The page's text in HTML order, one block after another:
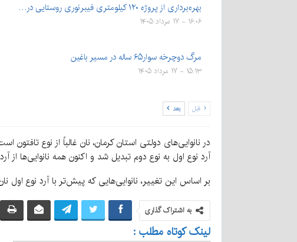
بهره‌برداری از پروژه ۱۲۰ کیلومتری فیبرنوری روستایی در…
۱۶:۰۶ - ۱۷ مرداد ۱۴۰۵
مرگ دوچرخه سوار۶۵ ساله در مسیر باغین
۱۵:۱۳ - ۱۷ مرداد ۱۴۰۵
قبل بعد
آرد نوع اول به نوع دوم تبدیل شد و اکنون همه نانوایی‌ها از
بر اساس این تغییر، نانوایی‌هایی که پیش‌تر با آرد نوع
به اشتراک گذاری
لینک کوتاه مطلب :